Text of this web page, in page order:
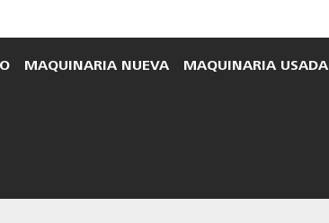
MAQUINARIA NUEVA MAQUINARIA USADA